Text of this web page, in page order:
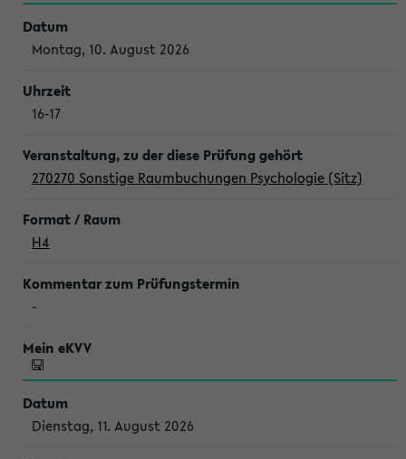
Montag, 10. August 2026
16-17
270270 Sonstige Raumbuchungen Psychologie (Sitz)
H4
-
Dienstag, 11. August 2026